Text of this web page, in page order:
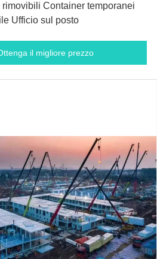
Container temporanei
Ufficio sul posto
il migliore prezzo